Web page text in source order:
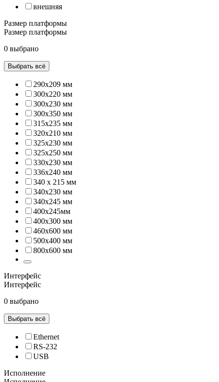
внешняя
Размер платформы
Размер платформы
0 выбрано
Выбрать всё
290x209 мм
300х220 мм
300х230 мм
300х350 мм
315х235 мм
320х210 мм
325х230 мм
325х250 мм
330х230 мм
336х240 мм
340 х 215 мм
340х230 мм
340х245 мм
400х245мм
400х300 мм
460x600 мм
500х400 мм
800х600 мм
Интерфейс
Интерфейс
0 выбрано
Выбрать всё
Ethernet
RS-232
USB
Исполнение